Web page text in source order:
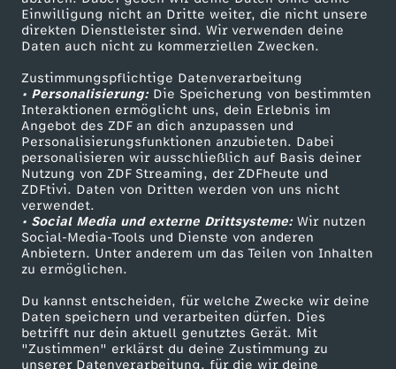
Einwilligung nicht an Dritte weiter, die nicht unsere
direkten Dienstleister sind. Wir verwenden deine
Daten auch nicht zu kommerziellen Zwecken.
Zustimmungspflichtige Datenverarbeitung
• Personalisierung:Die Speicherung von bestimmten
Interaktionen ermöglicht uns, dein Erlebnis im
Angebot des ZDF an dich anzupassen und
Personalisierungsfunktionen anzubieten. Dabei
personalisieren wir ausschließlich auf Basis deiner
Nutzung von ZDF Streaming, der ZDFheute und
ZDFtivi. Daten von Dritten werden von uns nicht
verwendet.
• Social Media und externe Drittsysteme:Wir nutzen
Social-Media-Tools und Dienste von anderen
Anbietern. Unter anderem um das Teilen von Inhalten
zu ermöglichen.
Du kannst entscheiden, für welche Zwecke wir deine
Daten speichern und verarbeiten dürfen. Dies
betrifft nur dein aktuell genutztes Gerät. Mit
"Zustimmen" erklärst du deine Zustimmung zu
unserer Datenverarbeitung, für die wir deine
a
g
s
m
a
g
a
z
Smart TV
ZDFtext
Livestreams
Sendungen A-Z
TV-Programm
Kontakt zum ZDF
Tickets
Zuschauerservice
Hilfe
ZDF Unternehmen
Karriere
ZDF goes Schule
Werbefernsehen